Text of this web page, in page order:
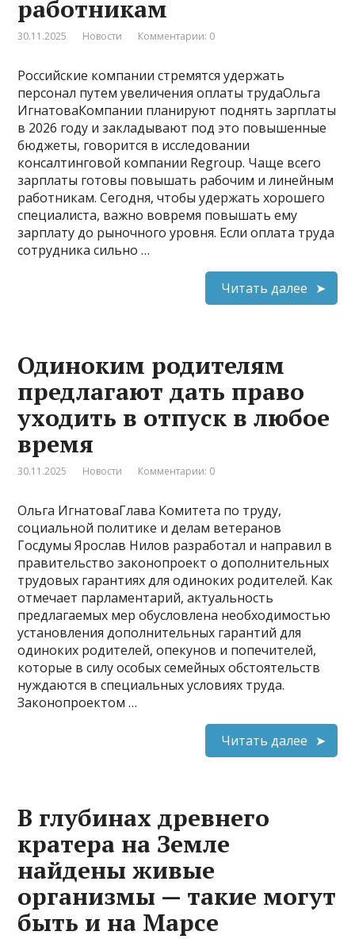
работникам
30.11.2025 Новости Комментарии: 0
Российские компании стремятся удержать
персонал путем увеличения оплаты трудаОльга
ИгнатоваКомпании планируют поднять зарплаты
в 2026 году и закладывают под это повышенные
бюджеты, говорится в исследовании
консалтинговой компании Regroup. Чаще всего
зарплаты готовы повышать рабочим и линейным
работникам. Сегодня, чтобы удержать хорошего
специалиста, важно вовремя повышать ему
зарплату до рыночного уровня. Если оплата труда
сотрудника сильно …
Читать далее
Одиноким родителям
предлагают дать право
уходить в отпуск в любое
время
30.11.2025 Новости Комментарии: 0
Ольга ИгнатоваГлава Комитета по труду,
социальной политике и делам ветеранов
Госдумы Ярослав Нилов разработал и направил в
правительство законопроект о дополнительных
трудовых гарантиях для одиноких родителей. Как
отмечает парламентарий, актуальность
предлагаемых мер обусловлена необходимостью
установления дополнительных гарантий для
одиноких родителей, опекунов и попечителей,
которые в силу особых семейных обстоятельств
нуждаются в специальных условиях труда.
Законопроектом …
Читать далее
В глубинах древнего
кратера на Земле
найдены живые
организмы — такие могут
быть и на Марсе